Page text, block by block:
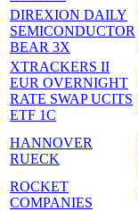
DIREXION DAILY
SEMICONDUCTOR
BEAR 3X
XTRACKERS II
EUR OVERNIGHT
RATE SWAP UCITS
ETF 1C
HANNOVER
RUECK
ROCKET
COMPANIES